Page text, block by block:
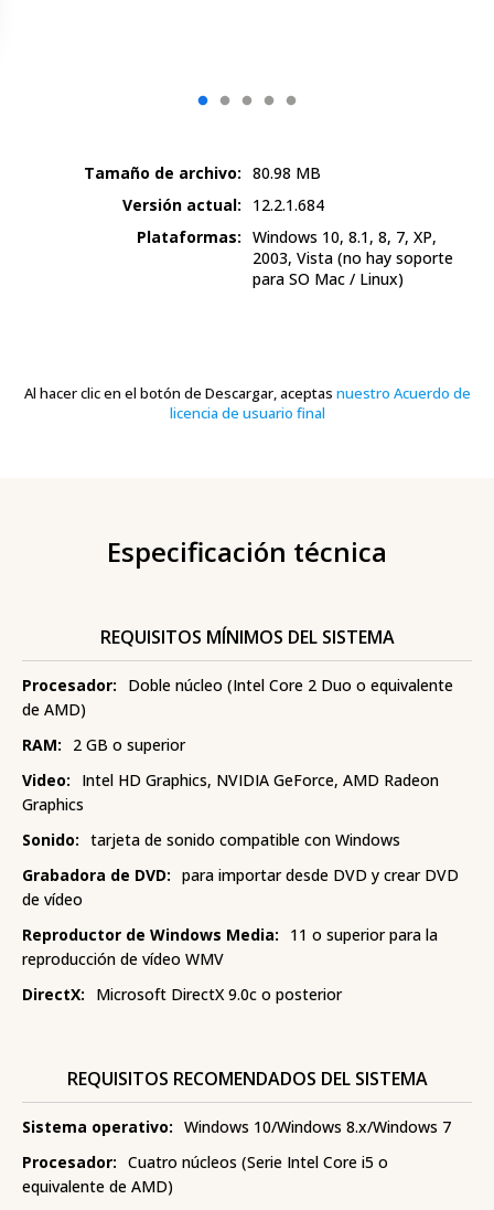
Tamaño de archivo: 80.98 MB
Versión actual:
12.2.1.684
Plataformas: Windows 10, 8.1, 8, 7, XP,
2003, Vista (no hay soporte
para SO Mac / Linux)
Al hacer clic en el botón de Descargar, aceptas nuestro Acuerdo de
licencia de usuario final
Especificación técnica
REQUISITOS MÍNIMOS DEL SISTEMA
Procesador:
Doble núcleo (Intel Core 2 Duo o equivalente
de AMD)
RAM:
2 GB o superior
Video:
Intel HD Graphics, NVIDIA GeForce, AMD Radeon
Graphics
Sonido: tarjeta de sonido compatible con Windows
Grabadora de DVD: para importar desde DVD y crear DVD
de vídeo
Reproductor de Windows Media:
11 o superior para la
reproducción de vídeo WMV
DirectX:
Microsoft DirectX 9.0c o posterior
REQUISITOS RECOMENDADOS DEL SISTEMA
Sistema operativo: Windows 10/Windows 8.x/Windows 7
Procesador: Cuatro núcleos (Serie Intel Core i5 o
equivalente de AMD)